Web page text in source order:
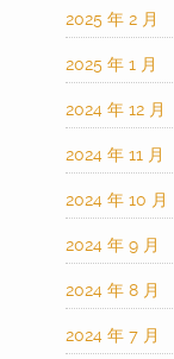
2025 年 2 月
2025 年 1 月
2024 年 12 月
2024 年 11 月
2024 年 10 月
2024 年 9 月
2024 年 8 月
2024 年 7 月